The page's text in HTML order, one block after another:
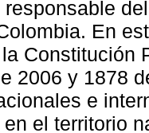
En
Constitución
2006 y 1878
e
el territorio